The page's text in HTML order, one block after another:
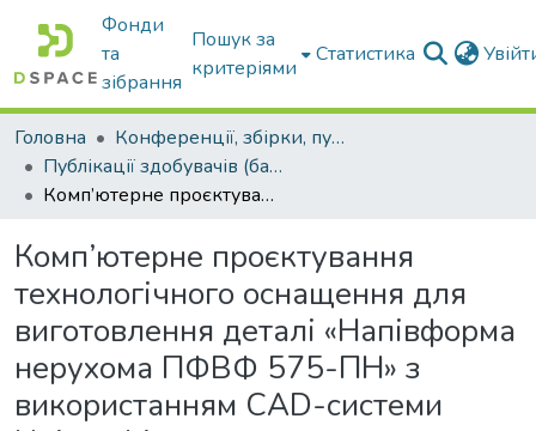
Фонди
та
зібрання
Пошук за
критеріями
Статистика
Головна
Конференції, збірки, публікації молодих вчених і здобувачів : магістрів, бакалаврів, аспірантів.
Публікації здобувачів (бакалаврів. магістрів, аспірантів)
Комп’ютерне проєктування технологічного оснащення для виготовлення деталі «Напівформа нерухома ПФВФ 575-ПН» з використанням CAD-системи Unigraphics
Комп’ютерне проєктування
технологічного оснащення для
виготовлення деталі «Напівформа
нерухома ПФВФ 575-ПН» з
використанням CAD-системи